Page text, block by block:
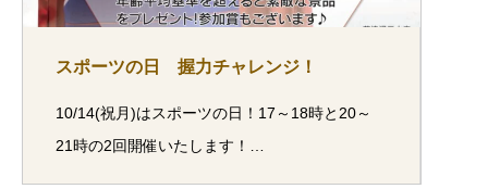
スポーツの日 握力チャレンジ！
10/14(祝月)はスポーツの日！17～18時と20～
21時の2回開催いたします！…